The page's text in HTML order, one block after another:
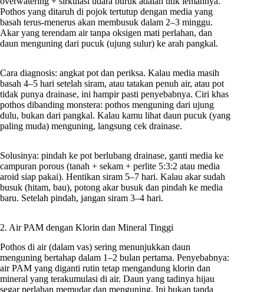
Pothos yang ditaruh di pojok tertutup dengan media yang
basah terus-menerus akan membusuk dalam 2–3 minggu.
Akar yang terendam air tanpa oksigen mati perlahan, dan
daun menguning dari pucuk (ujung sulur) ke arah pangkal.
Cara diagnosis: angkat pot dan periksa. Kalau media masih
basah 4–5 hari setelah siram, atau tatakan penuh air, atau pot
tidak punya drainase, ini hampir pasti penyebabnya. Ciri khas
pothos dibanding monstera: pothos menguning dari ujung
dulu, bukan dari pangkal. Kalau kamu lihat daun pucuk (yang
paling muda) menguning, langsung cek drainase.
Solusinya: pindah ke pot berlubang drainase, ganti media ke
campuran porous (tanah + sekam + perlite 5:3:2 atau media
aroid siap pakai). Hentikan siram 5–7 hari. Kalau akar sudah
busuk (hitam, bau), potong akar busuk dan pindah ke media
baru. Setelah pindah, jangan siram 3–4 hari.
2. Air PAM dengan Klorin dan Mineral Tinggi
Pothos di air (dalam vas) sering menunjukkan daun
menguning bertahap dalam 1–2 bulan pertama. Penyebabnya:
air PAM yang diganti rutin tetap mengandung klorin dan
mineral yang terakumulasi di air. Daun yang tadinya hijau
segar perlahan memudar dan menguning. Ini bukan tanda